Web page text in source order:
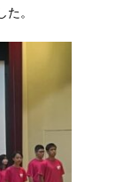
。